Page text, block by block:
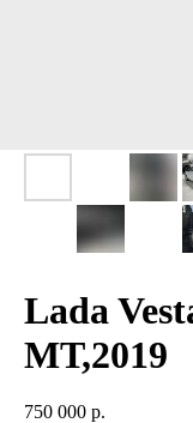
Lada
МТ,2019
750 000 р.